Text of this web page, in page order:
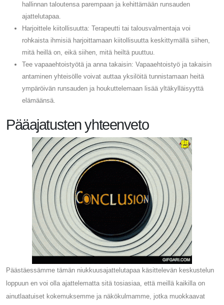
hallinnan taloutensa parempaan ja kehittämään runsauden
ajattelutapaa.
Harjoittele kiitollisuutta: Terapeutti tai talousvalmentaja voi
rohkaista ihmisiä harjoittamaan kiitollisuutta keskittymällä siihen,
mitä heillä on, eikä siihen, mitä heiltä puuttuu.
Tee vapaaehtoistyötä ja anna takaisin: Vapaaehtoistyö ja takaisin
antaminen yhteisölle voivat auttaa yksilöitä tunnistamaan heitä
ympäröivän runsauden ja houkuttelemaan lisää yltäkylläisyyttä
elämäänsä.
Pääajatusten yhteenveto
Päästäessämme tämän niukkuusajattelutapaa käsittelevän keskustelun
loppuun en voi olla ajattelematta sitä tosiasiaa, että meillä kaikilla on
ainutlaatuiset kokemuksemme ja näkökulmamme, jotka muokkaavat